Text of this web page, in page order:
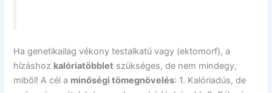
Ha genetikailag vékony testalkatú vagy (ektomorf), a
hízáshoz kalóriatöbblet szükséges, de nem mindegy,
miből! A cél a minőségi tömegnövelés: 1. Kalóriadús, de